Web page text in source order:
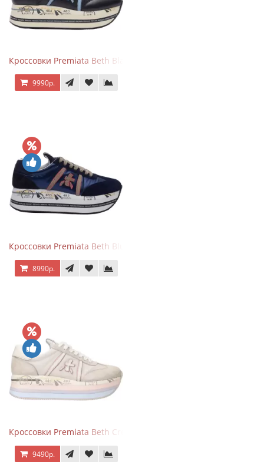
Кроссовки Premiata Beth Black Blue
9990р.
Кроссовки Premiata Beth Blue White
8990р.
Кроссовки Premiata Beth Cream Sand
9490р.